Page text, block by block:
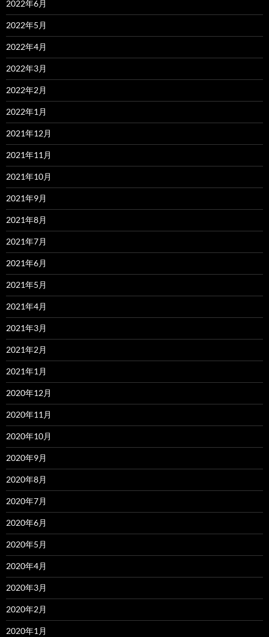
2022年6月
2022年5月
2022年4月
2022年3月
2022年2月
2022年1月
2021年12月
2021年11月
2021年10月
2021年9月
2021年8月
2021年7月
2021年6月
2021年5月
2021年4月
2021年3月
2021年2月
2021年1月
2020年12月
2020年11月
2020年10月
2020年9月
2020年8月
2020年7月
2020年6月
2020年5月
2020年4月
2020年3月
2020年2月
2020年1月